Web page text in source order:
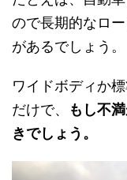
ので長期的なロ
があるでしょう。
ワイドボディか
だけで、
もし不
きでしょう。